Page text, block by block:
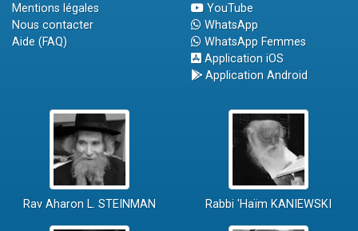
Mentions légales
Nous contacter
Aide (FAQ)
YouTube
WhatsApp
WhatsApp Femmes
Application iOS
Application Android
Rav Aharon L. STEINMAN Rabbi 'Haïm KANIEWSKI